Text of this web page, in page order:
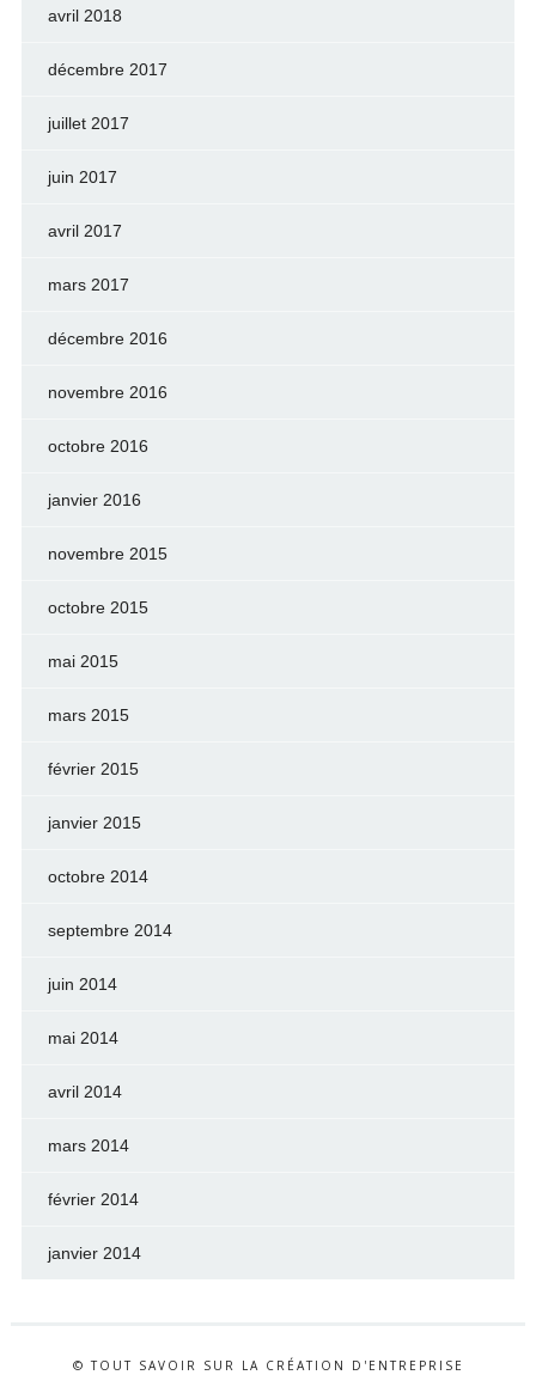
avril 2018
décembre 2017
juillet 2017
juin 2017
avril 2017
mars 2017
décembre 2016
novembre 2016
octobre 2016
janvier 2016
novembre 2015
octobre 2015
mai 2015
mars 2015
février 2015
janvier 2015
octobre 2014
septembre 2014
juin 2014
mai 2014
avril 2014
mars 2014
février 2014
janvier 2014
© TOUT SAVOIR SUR LA CRÉATION D'ENTREPRISE